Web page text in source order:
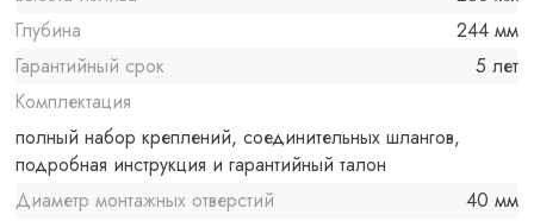
Глубина
244 мм
Гарантийный срок
5 лет
Комплектация
полный набор креплений, соединительных шлангов,
подробная инструкция и гарантийный талон
Диаметр монтажных отверстий
40 мм